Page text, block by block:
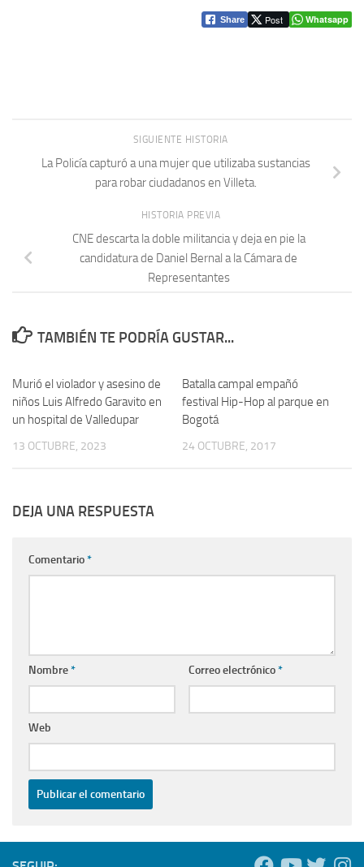
Share Post Whatsapp
SIGUIENTE HISTORIA
La Policía capturó a una mujer que utilizaba sustancias
para robar ciudadanos en Villeta.
HISTORIA PREVIA
CNE descarta la doble militancia y deja en pie la
candidatura de Daniel Bernal a la Cámara de
Representantes
TAMBIÉN TE PODRÍA GUSTAR...
Murió el violador y asesino de
niños Luis Alfredo Garavito en
un hospital de Valledupar
13 OCTUBRE, 2023
Batalla campal empañó
festival Hip-Hop al parque en
Bogotá
24 OCTUBRE, 2017
DEJA UNA RESPUESTA
Comentario*
Nombre* Correo electrónico*
Web